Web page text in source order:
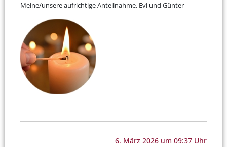
Meine/unsere aufrichtige Anteilnahme. Evi und Günter
6. März 2026 um 09:37 Uhr